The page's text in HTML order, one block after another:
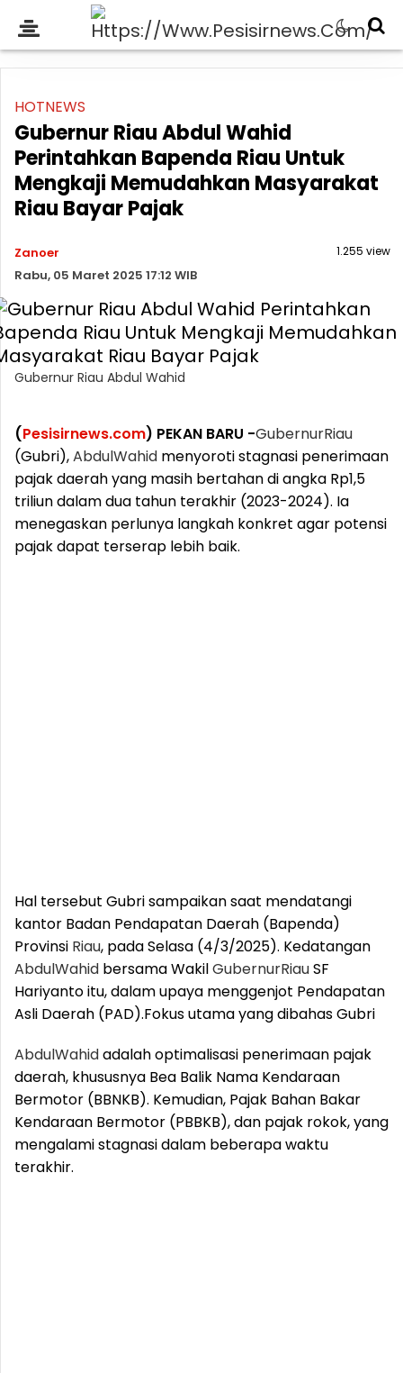
HOTNEWS
Gubernur Riau Abdul Wahid
Perintahkan Bapenda Riau Untuk
Mengkaji Memudahkan Masyarakat
Riau Bayar Pajak
Zanoer
Rabu, 05 Maret 2025 17:12 WIB
1.255 view
Gubernur Riau Abdul Wahid
(Pesisirnews.com) PEKAN BARU -GubernurRiau
(Gubri),AbdulWahid menyoroti stagnasi penerimaan
pajak daerah yang masih bertahan di angka Rp1,5
triliun dalam dua tahun terakhir (2023-2024). Ia
menegaskan perlunya langkah konkret agar potensi
pajak dapat terserap lebih baik.
Hal tersebut Gubri sampaikan saat mendatangi
kantor Badan Pendapatan Daerah (Bapenda)
Provinsi Riau, pada Selasa (4/3/2025). Kedatangan
AbdulWahid bersama WakilGubernurRiauSF
Hariyanto itu, dalam upaya menggenjot Pendapatan
Asli Daerah (PAD).Fokus utama yang dibahas Gubri
AbdulWahidadalah optimalisasi penerimaan pajak
daerah, khususnya Bea Balik Nama Kendaraan
Bermotor (BBNKB). Kemudian, Pajak Bahan Bakar
Kendaraan Bermotor (PBBKB), dan pajak rokok, yang
mengalami stagnasi dalam beberapa waktu
terakhir.